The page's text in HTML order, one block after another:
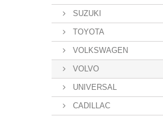
SUZUKI
TOYOTA
VOLKSWAGEN
VOLVO
UNIVERSAL
CADILLAC